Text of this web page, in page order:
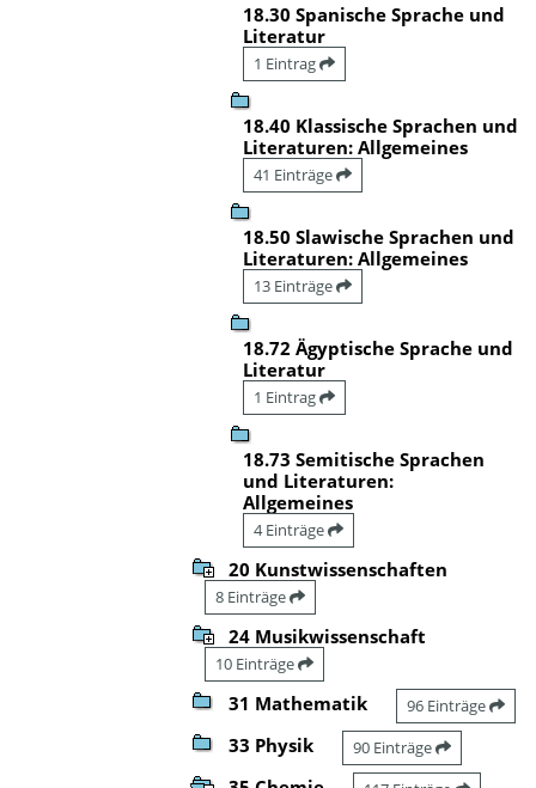
18.30 Spanische Sprache und
Literatur
1 Eintrag
18.40 Klassische Sprachen und
Literaturen: Allgemeines
41 Einträge
18.50 Slawische Sprachen und
Literaturen: Allgemeines
13 Einträge
18.72 Ägyptische Sprache und
Literatur
1 Eintrag
18.73 Semitische Sprachen
und Literaturen:
Allgemeines
4 Einträge
20 Kunstwissenschaften
8 Einträge
24 Musikwissenschaft
10 Einträge
31 Mathematik 96 Einträge
33 Physik 90 Einträge